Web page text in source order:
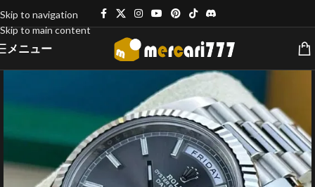
Skip to navigation
Skip to main content
メニュー